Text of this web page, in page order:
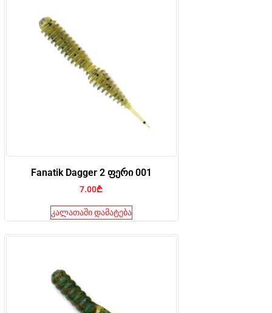
Fanatik Dagger 2 ფერი 001
7.00₾
კალათაში დამატება